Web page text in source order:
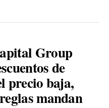
Group
de
precio baja,
mandan